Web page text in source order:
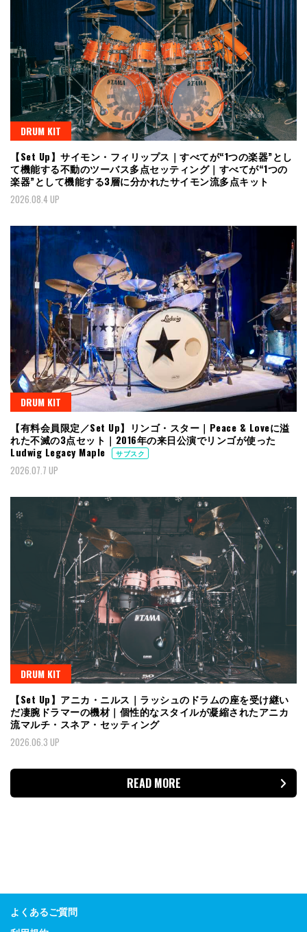
DRUM KIT
【Set Up】サイモン・フィリップス｜すべてが“1つの楽器”とし
て機能する不動のツーバス多点セッティング｜すべてが“1つの
楽器”として機能する3層に分かれたサイモン流多点キット
2026.08.4 UP
DRUM KIT
【有料会員限定／Set Up】リンゴ・スター｜Peace & Loveに溢
れた不滅の3点セット｜2016年の来日公演でリンゴが使った
Ludwig Legacy Maple
サブスク
2026.07.7 UP
DRUM KIT
【Set Up】アニカ・ニルス｜ラッシュのドラムの座を受け継い
だ凄腕ドラマーの機材｜個性的なスタイルが凝縮されたアニカ
流マルチ・スネア・セッティング
2026.06.3 UP
READ MORE
よくあるご質問